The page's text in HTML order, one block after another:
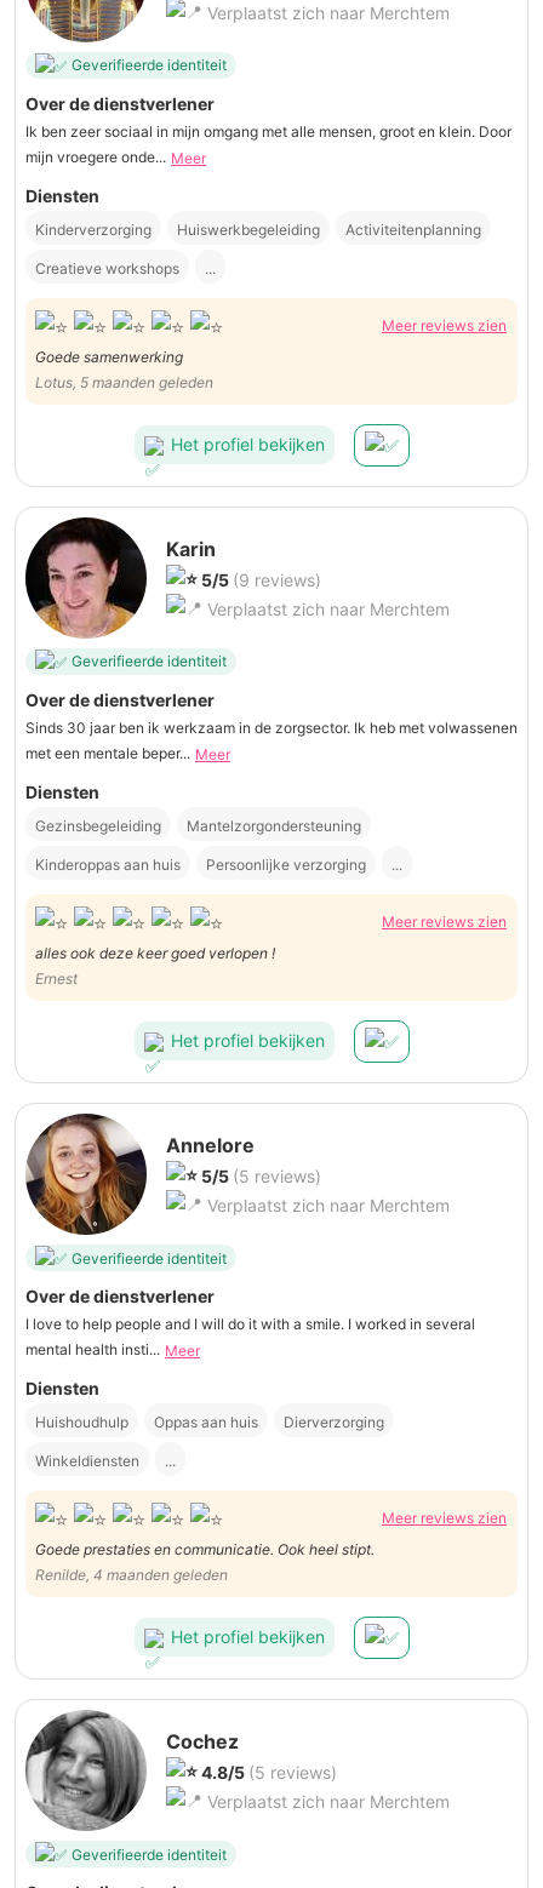
Verplaatst zich naar Merchtem
Geverifieerde identiteit
Over de dienstverlener
Ik ben zeer sociaal in mijn omgang met alle mensen, groot en klein. Door
mijn vroegere onde... Meer
Diensten
Kinderverzorging Huiswerkbegeleiding Activiteitenplanning
Creatieve workshops ...
Meer reviews zien
Goede samenwerking
Lotus, 5 maanden geleden
Het profiel bekijken
Karin
5/5 (9 reviews)
Verplaatst zich naar Merchtem
Geverifieerde identiteit
Over de dienstverlener
Sinds 30 jaar ben ik werkzaam in de zorgsector. Ik heb met volwassenen
met een mentale beper... Meer
Diensten
Gezinsbegeleiding Mantelzorgondersteuning
Kinderoppas aan huis Persoonlijke verzorging ...
Meer reviews zien
alles ook deze keer goed verlopen !
Ernest
Het profiel bekijken
Annelore
5/5 (5 reviews)
Verplaatst zich naar Merchtem
Geverifieerde identiteit
Over de dienstverlener
I love to help people and I will do it with a smile. I worked in several
mental health insti... Meer
Diensten
Huishoudhulp Oppas aan huis Dierverzorging
Winkeldiensten ...
Meer reviews zien
Goede prestaties en communicatie. Ook heel stipt.
Renilde, 4 maanden geleden
Het profiel bekijken
Cochez
4.8/5 (5 reviews)
Verplaatst zich naar Merchtem
Geverifieerde identiteit